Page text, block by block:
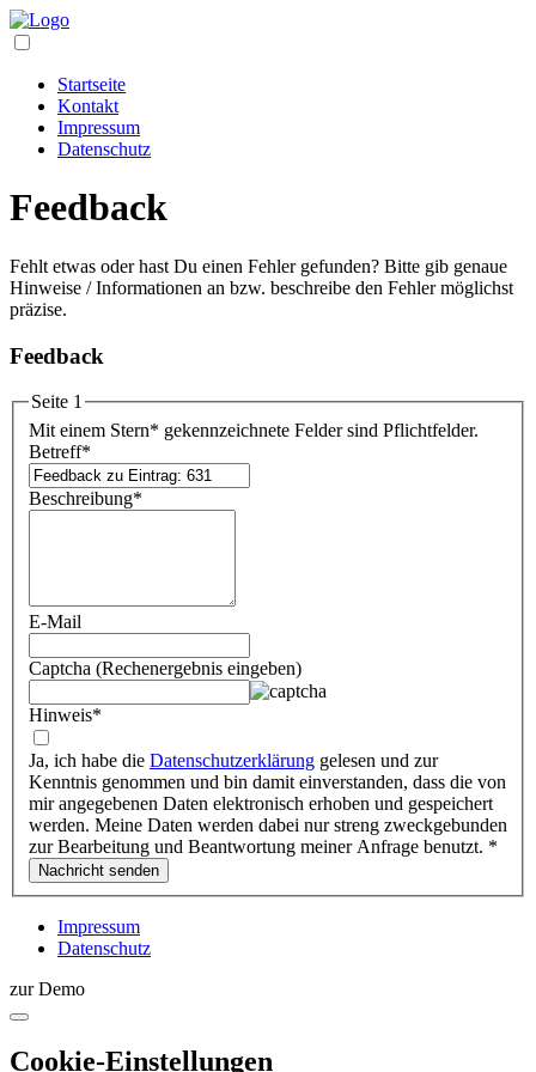
Startseite
Kontakt
Impressum
Datenschutz
Feedback
Fehlt etwas oder hast Du einen Fehler gefunden? Bitte gib genaue
Hinweise / Informationen an bzw. beschreibe den Fehler möglichst
präzise.
Feedback
Seite 1
Mit einem Stern* gekennzeichnete Felder sind Pflichtfelder.
Betreff*
Beschreibung*
E-Mail
Captcha (Rechenergebnis eingeben)
Hinweis*
Ja, ich habe die Datenschutzerklärung gelesen und zur
Kenntnis genommen und bin damit einverstanden, dass die von
mir angegebenen Daten elektronisch erhoben und gespeichert
werden. Meine Daten werden dabei nur streng zweckgebunden
zur Bearbeitung und Beantwortung meiner Anfrage benutzt. *
Impressum
Datenschutz
zur Demo
Cookie-Einstellungen